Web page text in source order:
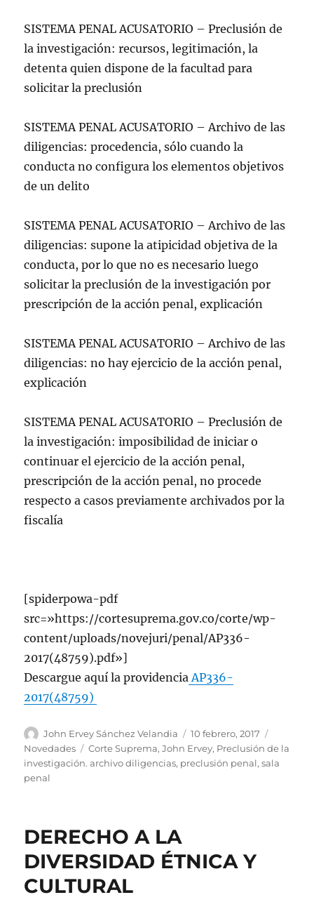
SISTEMA PENAL ACUSATORIO – Preclusión de
la investigación: recursos, legitimación, la
detenta quien dispone de la facultad para
solicitar la preclusión
SISTEMA PENAL ACUSATORIO – Archivo de las
diligencias: procedencia, sólo cuando la
conducta no configura los elementos objetivos
de un delito
SISTEMA PENAL ACUSATORIO – Archivo de las
diligencias: supone la atipicidad objetiva de la
conducta, por lo que no es necesario luego
solicitar la preclusión de la investigación por
prescripción de la acción penal, explicación
SISTEMA PENAL ACUSATORIO – Archivo de las
diligencias: no hay ejercicio de la acción penal,
explicación
SISTEMA PENAL ACUSATORIO – Preclusión de
la investigación: imposibilidad de iniciar o
continuar el ejercicio de la acción penal,
prescripción de la acción penal, no procede
respecto a casos previamente archivados por la
fiscalía
[spiderpowa-pdf
src=»https://cortesuprema.gov.co/corte/wp-
content/uploads/novejuri/penal/AP336-
2017(48759).pdf»]
Descargue aquí la providenciaAP336-
2017(48759)
Autor
John Ervey Sánchez Velandia
Publicado
el
10 febrero, 2017
Novedades
Etiquetas
Corte Suprema,John Ervey, Preclusión de la
investigación. archivo diligencias, preclusión penal,sala
penal
DERECHO A LA
DIVERSIDAD ÉTNICA Y
CULTURAL